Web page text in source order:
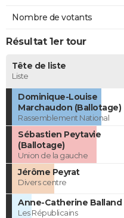
Nombre de votants
Résultat 1er tour
Tête de liste
Liste
Dominique-Louise
Marchaudon (Ballotage)
Rassemblement National
Sébastien Peytavie
(Ballotage)
Union de la gauche
Jérôme Peyrat
Divers centre
Anne-Catherine Balland
Les Républicains